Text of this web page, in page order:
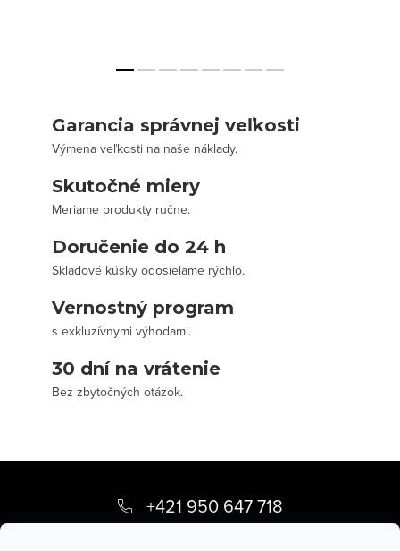
Garancia správnej veľkosti
Výmena veľkosti na naše náklady.
Skutočné miery
Meriame produkty ručne.
Doručenie do 24 h
Skladové kúsky odosielame rýchlo.
Vernostný program
s exkluzívnymi výhodami.
30 dní na vrátenie
Bez zbytočných otázok.
p
+421 950 647 718